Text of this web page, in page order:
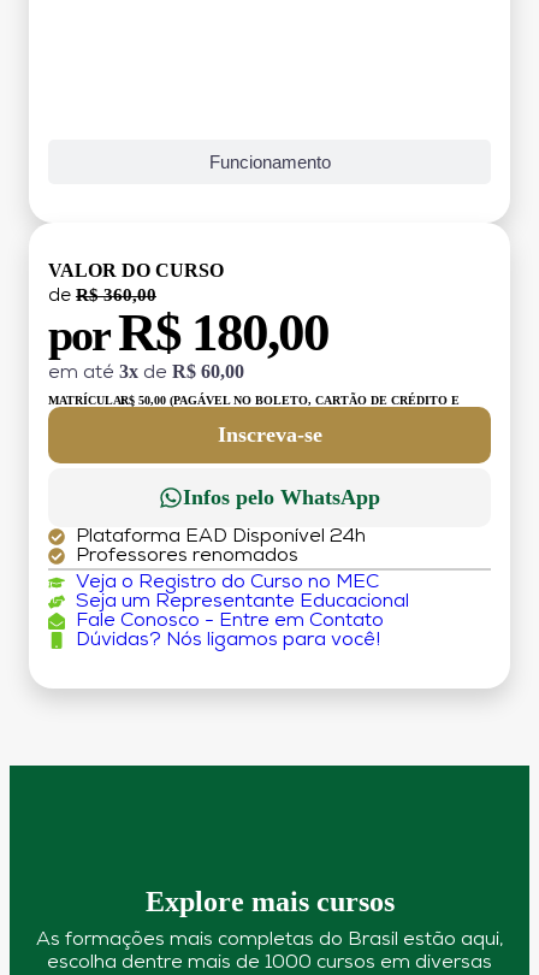
Funcionamento
VALOR DO CURSO
de R$ 360,00
porR$ 180,00
em até 3x de R$ 60,00
MATRÍCULA:R$ 50,00 (PAGÁVEL NO BOLETO, CARTÃO DE CRÉDITO E
Inscreva-se
Infos pelo WhatsApp
Plataforma EAD Disponível 24h
Professores renomados
Veja o Registro do Curso no MEC
Seja um Representante Educacional
Fale Conosco - Entre em Contato
Dúvidas? Nós ligamos para você!
Explore mais cursos
As formações mais completas do Brasil estão aqui,
escolha dentre mais de 1000 cursos em diversas